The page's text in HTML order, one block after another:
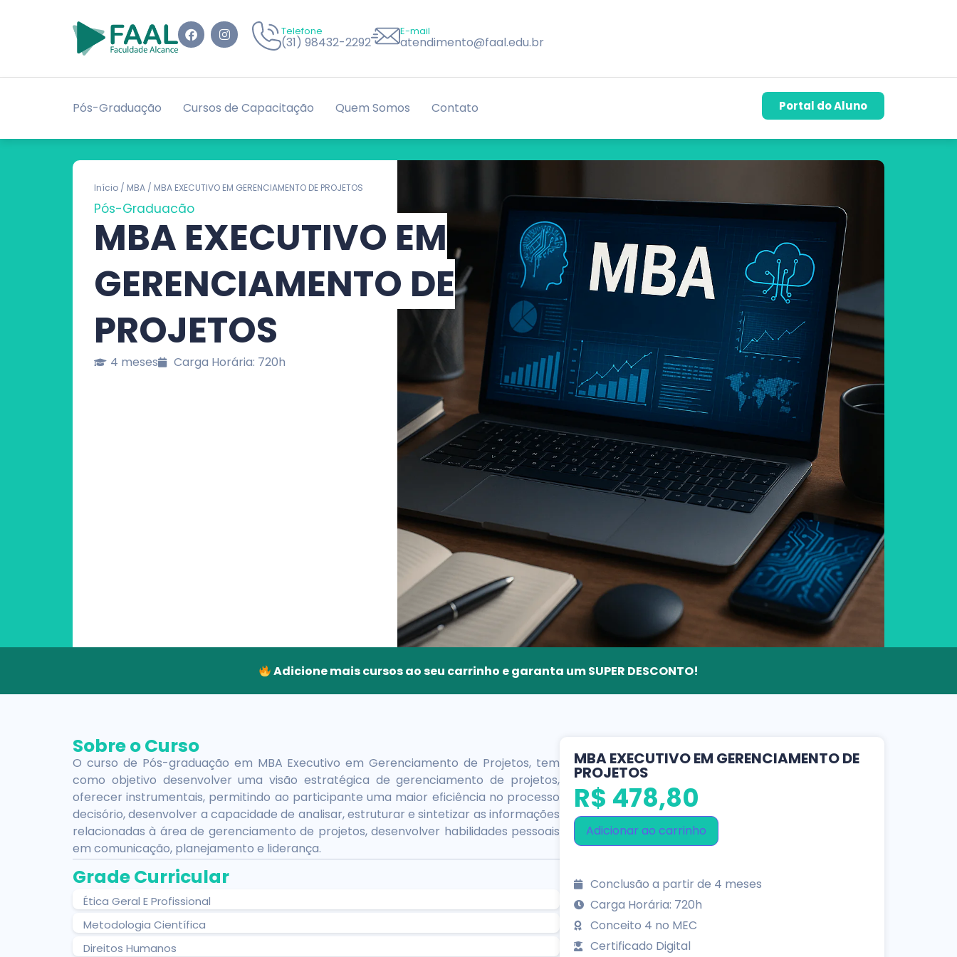
Telefone
(31) 98432-2292
E-mail
atendimento@faal.edu.br
Pós-Graduação Cursos de Capacitação Quem Somos Contato Portal do Aluno
Início / MBA / MBA EXECUTIVO EM GERENCIAMENTO DE PROJETOS
Pós-Graduação
MBA EXECUTIVO EM
GERENCIAMENTO DE
PROJETOS
4 meses Carga Horária: 720h
Adicione mais cursos ao seu carrinho e garanta um SUPER DESCONTO!
Sobre o Curso
O curso de Pós-graduação em MBA Executivo em Gerenciamento de Projetos, tem
como objetivo desenvolver uma visão estratégica de gerenciamento de projetos,
oferecer instrumentais, permitindo ao participante uma maior eficiência no processo
decisório, desenvolver a capacidade de analisar, estruturar e sintetizar as informações
relacionadas à área de gerenciamento de projetos, desenvolver habilidades pessoais
em comunicação, planejamento e liderança.
Grade Curricular
Ética Geral E Profissional
Metodologia Científica
Direitos Humanos
MBA EXECUTIVO EM GERENCIAMENTO DE
PROJETOS
R$ 478,80
Adicionar ao carrinho
Conclusão a partir de 4 meses
Carga Horária: 720h
Conceito 4 no MEC
Certificado Digital